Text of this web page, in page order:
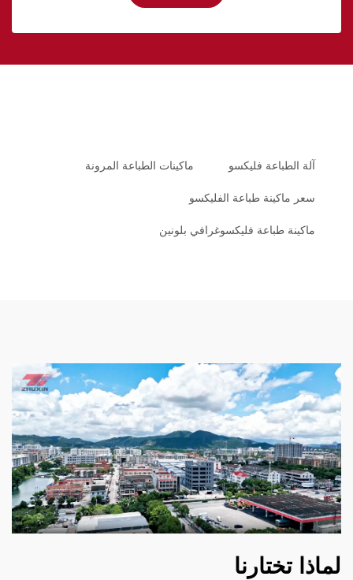
آلة الطباعة فليكسو ماكينات الطباعة المرونة
سعر ماكينة طباعة الفليكسو
ماكينة طباعة فليكسوغرافي بلونين
لماذا تختارنا